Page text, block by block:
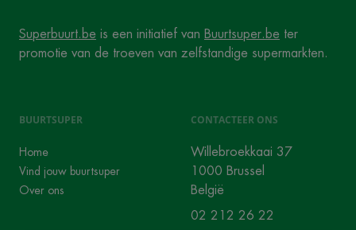
Superbuurt.be is een initiatief van Buurtsuper.be ter
promotie van de troeven van zelfstandige supermarkten.
BUURTSUPER
Home
Vind jouw buurtsuper
Over ons
CONTACTEER ONS
Willebroekkaai 37
1000 Brussel
België
02 212 26 22